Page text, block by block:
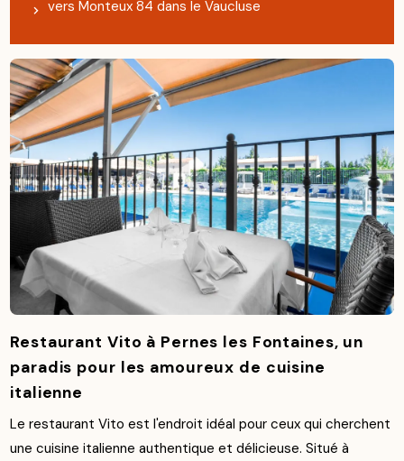
vers Monteux 84 dans le Vaucluse
Restaurant Vito à Pernes les Fontaines, un
paradis pour les amoureux de cuisine
italienne
Le restaurant Vito est l'endroit idéal pour ceux qui cherchent
une cuisine italienne authentique et délicieuse. Situé à